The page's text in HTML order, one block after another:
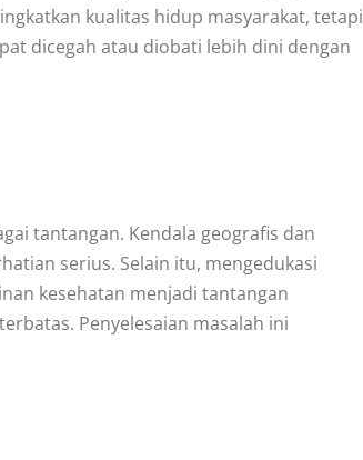
kualitas hidup masyarakat, tetapi
dicegah atau diobati lebih dini dengan
tantangan. Kendala geografis dan
serius. Selain itu, mengedukasi
kesehatan menjadi tantangan
Penyelesaian masalah ini